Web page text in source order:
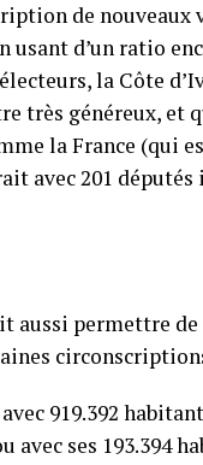
de
usant d’un ratio
la Côte
très généreux, et
la France (qui
avec 201
aussi permettre
919.392
avec ses 193.394